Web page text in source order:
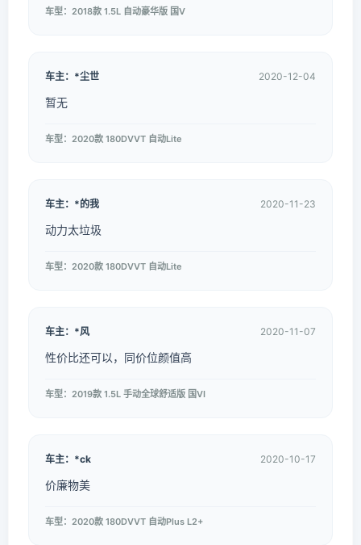
车型：2018款 1.5L 自动豪华版 国V
车主：*尘世 2020-12-04
暂无
车型：2020款 180DVVT 自动Lite
车主：*的我 2020-11-23
动力太垃圾
车型：2020款 180DVVT 自动Lite
车主：*风 2020-11-07
性价比还可以，同价位颜值高
车型：2019款 1.5L 手动全球舒适版 国VI
车主：*ck 2020-10-17
价廉物美
车型：2020款 180DVVT 自动Plus L2+